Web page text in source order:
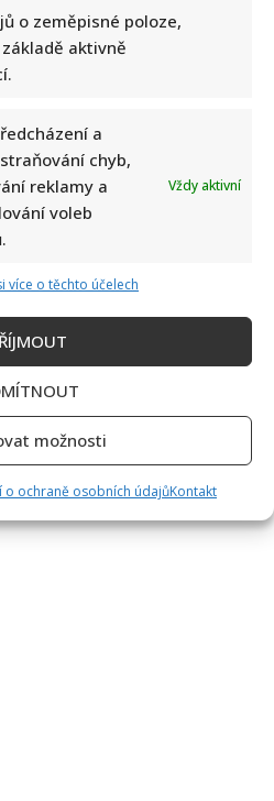
o zeměpisné poloze,
aktivně
a
chyb,
reklamy a
voleb
Vždy aktivní
více o těchto účelech
možnosti
o ochraně osobních údajůKontakt